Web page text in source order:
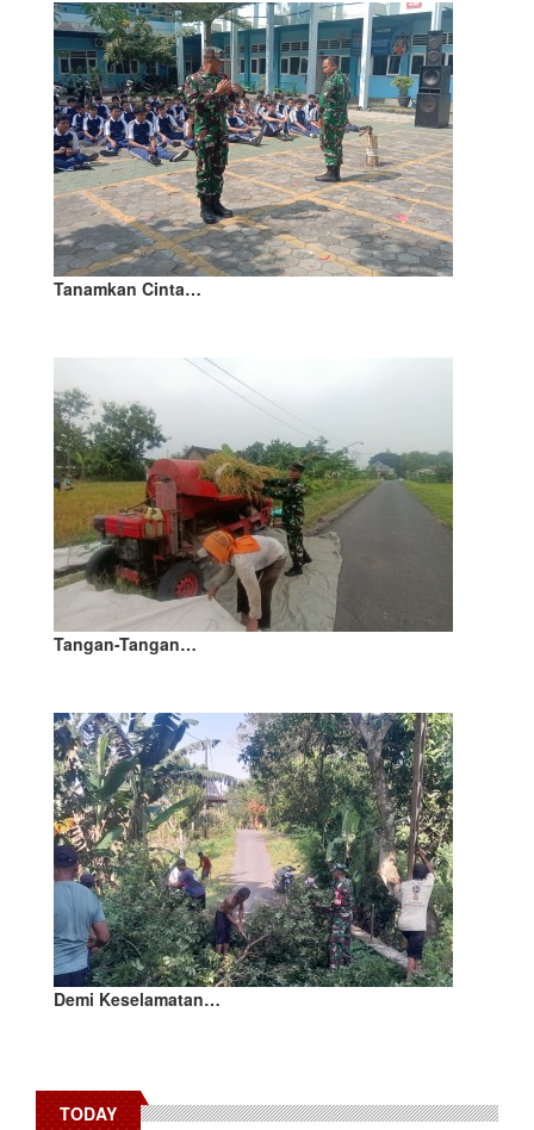
Tanamkan Cinta…
Tangan-Tangan…
Demi Keselamatan…
TODAY